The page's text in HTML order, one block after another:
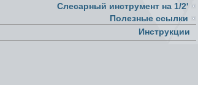
Слесарный инструмент на 1/2'
Полезные ссылки
Инструкции